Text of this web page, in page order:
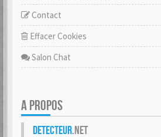
Contact
Effacer Cookies
Salon Chat
A PROPOS
Detecteur.net